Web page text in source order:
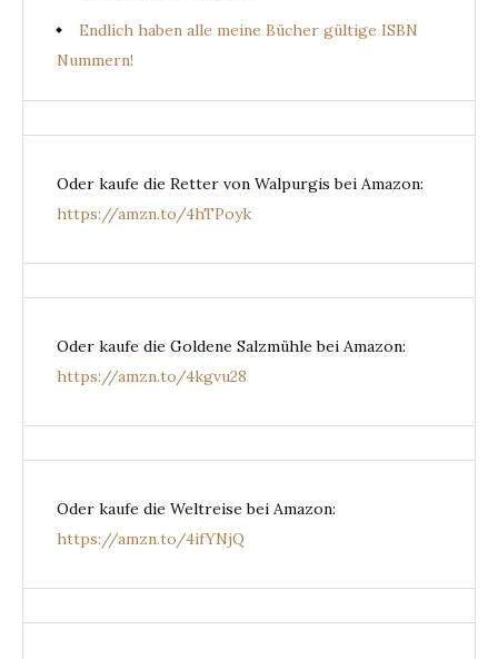
Endlich haben alle meine Bücher gültige ISBN
Nummern!
Oder kaufe die Retter von Walpurgis bei Amazon:
https://amzn.to/4hTPoyk
Oder kaufe die Goldene Salzmühle bei Amazon:
https://amzn.to/4kgvu28
Oder kaufe die Weltreise bei Amazon:
https://amzn.to/4ifYNjQ